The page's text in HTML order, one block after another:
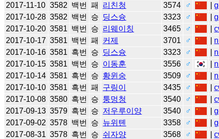
2017-11-10 3582 백번 패 리친청 3574 ♂ |
2017-10-28 3582 백번 승 딩스슝 3323 ♂ |
2017-10-20 3581 백번 승 리웨이칭 3465 ♂ |
2017-10-17 3581 백번 패 커제 3701 ♂
2017-10-16 3581 흑번 승 딩스슝 3323 ♂
2017-10-15 3581 백번 승 이동훈 3556 ♂
2017-10-14 3581 흑번 승 황윈숭 3509 ♂
2017-10-10 3581 흑번 패 구링이 3435 ♂ |
2017-10-08 3580 흑번 승 퉁멍청 3540 ♂ |
2017-09-13 3579 흑번 승 저우루이양 3540 ♂ |
2017-09-02 3578 백번 승 뉴위톈 3358 ♂ |
2017-08-31 3578 흑번 승 쉬자양 3568 ♂ |